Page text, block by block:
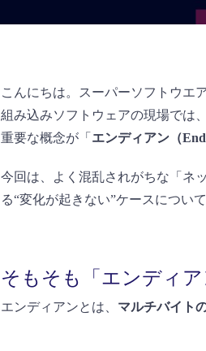
こんにちは。スーパーソフトウエ
組み込みソフトウェアの現場では
重要な概念が「 エンディアン（
今回は、よく混乱されがちな「ネ
る“変化が起きない”ケースについ
そもそも「エンディア
エンディアンとは、 マルチバイト